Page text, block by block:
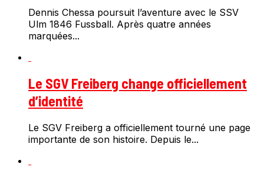
Dennis Chessa poursuit l’aventure avec le SSV
Ulm 1846 Fussball. Après quatre années
marquées...
Le SGV Freiberg change officiellement
d’identité
Le SGV Freiberg a officiellement tourné une page
importante de son histoire. Depuis le...